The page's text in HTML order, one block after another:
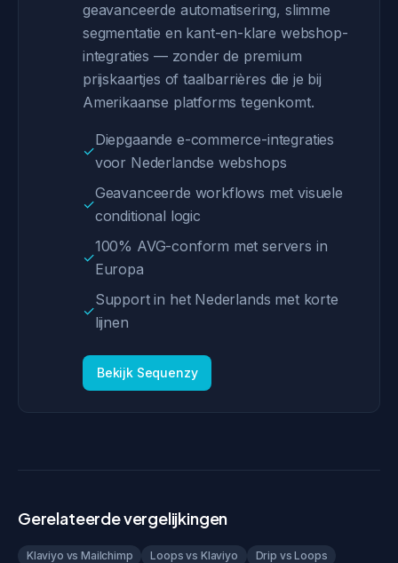
geavanceerde automatisering, slimme
segmentatie en kant-en-klare webshop-
integraties — zonder de premium
prijskaartjes of taalbarrières die je bij
Amerikaanse platforms tegenkomt.
✓
Diepgaande e-commerce-integraties
voor Nederlandse webshops
✓
Geavanceerde workflows met visuele
conditional logic
✓
100% AVG-conform met servers in
Europa
✓
Support in het Nederlands met korte
lijnen
Bekijk Sequenzy
Gerelateerde vergelijkingen
Klaviyo vs Mailchimp Loops vs Klaviyo
Drip vs Loops